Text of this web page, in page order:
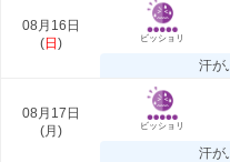
08月16日
(日 ) ビッショリ
汗が
08月17日
(月 ) ビッショリ
汗が